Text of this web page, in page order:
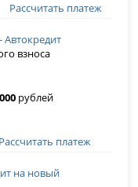
Рассчитать платеж
Автокредит
взноса
рублей
Рассчитать платеж
на новый